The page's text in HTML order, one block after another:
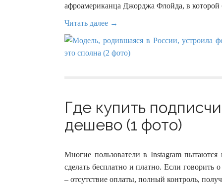
афроамериканца Джорджа Флойда, в
Читать далее →
Где купить
дешево (1 фото)
Многие пользователи в Instagram
сделать бесплатно и платно. Если говорить
– отсутствие оплаты, полный контроль,